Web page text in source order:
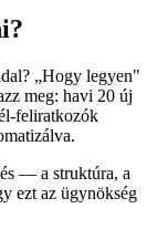
„Hogy legyen"
meg: havi 20 új
feliratkozók
— a struktúra, a
ezt az ügynökség